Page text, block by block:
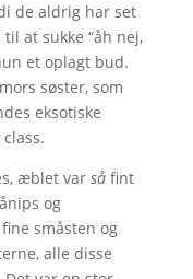
de aldrig har set
at sukke “åh nej,
et oplagt bud.
søster, som
eksotiske
æblet var såfint
og
småsten og
alle disse